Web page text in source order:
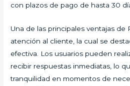
con plazos de pago de hasta 30
Una de las principales ventajas de
atención al cliente, la cual se
efectiva. Los usuarios pueden
recibir respuestas inmediatas, lo
tranquilidad en momentos de